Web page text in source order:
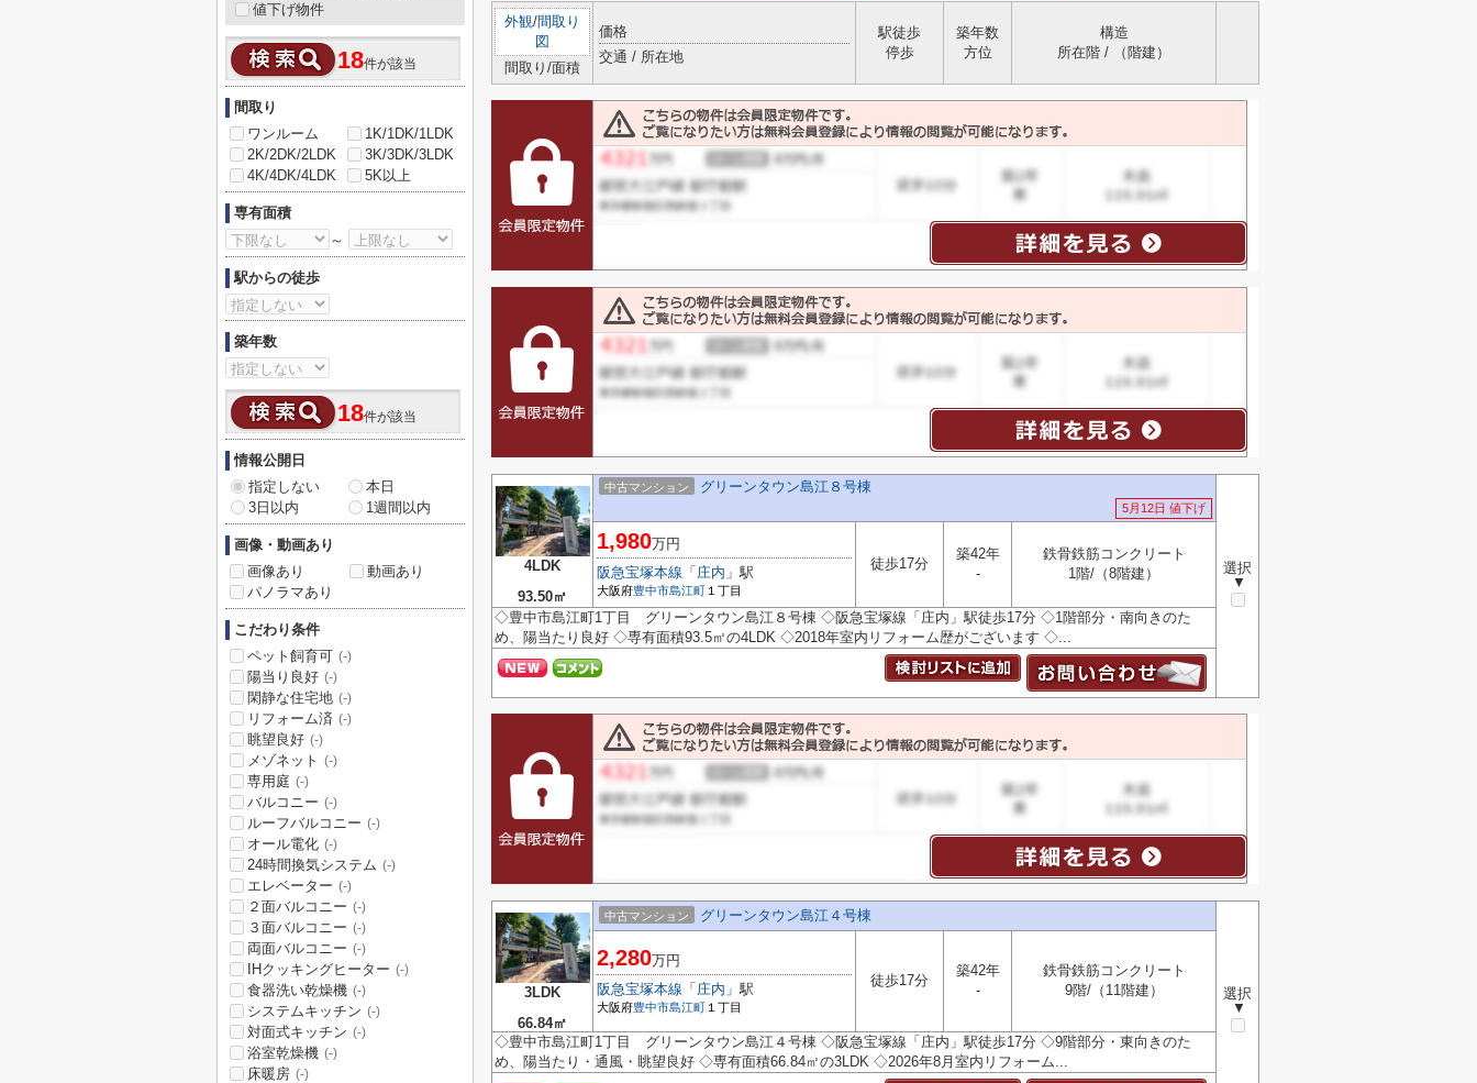
外観/間取り
図
間取り/面積
価格
交通 / 所在地
駅徒歩
停歩
築年数
方位
構造
所在階 / （階建）
4LDK
93.50㎡
中古マンション グリーンタウン島江８号棟
5月12日 値下げ
選択
▼
1,980万円
阪急宝塚本線 「 庄内 」駅
大阪府豊中市島江町 １丁目
徒歩17分
築42年
-
鉄骨鉄筋コンクリート
1階/（8階建）
◇豊中市島江町1丁目 グリーンタウン島江８号棟 ◇阪急宝塚線「庄内」駅徒歩17分 ◇1階部分・南向きのた
め、陽当たり良好 ◇専有面積93.5㎡の4LDK ◇2018年室内リフォーム歴がございます ◇...
3LDK
66.84㎡
中古マンション グリーンタウン島江４号棟
選択
▼
2,280万円
阪急宝塚本線 「 庄内 」駅
大阪府豊中市島江町 １丁目
徒歩17分
築42年
-
鉄骨鉄筋コンクリート
9階/（11階建）
◇豊中市島江町1丁目 グリーンタウン島江４号棟 ◇阪急宝塚線「庄内」駅徒歩17分 ◇9階部分・東向きのた
め、陽当たり・通風・眺望良好 ◇専有面積66.84㎡の3LDK ◇2026年8月室内リフォーム...
値下げ物件
18件が該当
間取り
ワンルーム
1K/1DK/1LDK
2K/2DK/2LDK
3K/3DK/3LDK
4K/4DK/4LDK
5K以上
専有面積
～
駅からの徒歩
築年数
18件が該当
情報公開日
指定しない
本日
3日以内
1週間以内
画像・動画あり
画像あり
動画あり
パノラマあり
こだわり条件
ペット飼育可 (-)
陽当り良好 (-)
閑静な住宅地 (-)
リフォーム済 (-)
眺望良好 (-)
メゾネット (-)
専用庭 (-)
バルコニー (-)
ルーフバルコニー (-)
オール電化 (-)
24時間換気システム (-)
エレベーター (-)
２面バルコニー (-)
３面バルコニー (-)
両面バルコニー (-)
IHクッキングヒーター (-)
食器洗い乾燥機 (-)
システムキッチン (-)
対面式キッチン (-)
浴室乾燥機 (-)
床暖房 (-)